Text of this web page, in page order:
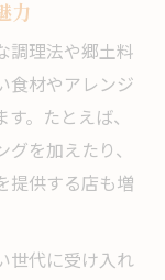
力
調理法や郷土料
食材やアレンジ
。たとえば、
を加えたり、
提供する店も増
世代に受け入れ